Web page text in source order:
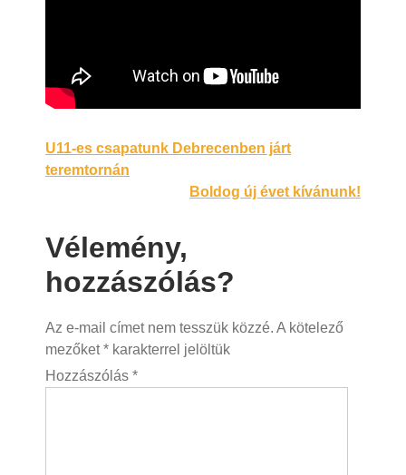
Bejegyzés
U11-es csapatunk Debrecenben járt
teremtornán
Boldog új évet kívánunk!
Vélemény,
hozzászólás?
Az e-mail címet nem tesszük közzé. A kötelező
mezőket* karakterrel jelöltük
Hozzászólás *